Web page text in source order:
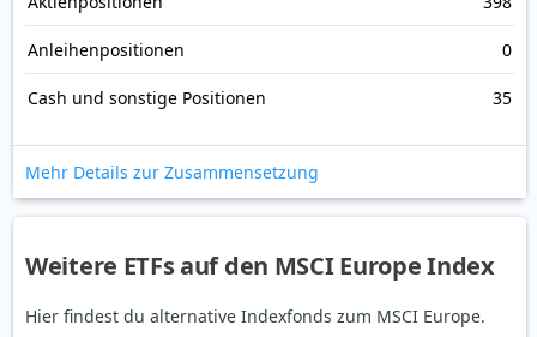
Anleihenpositionen 0
Cash und sonstige Positionen 35
Mehr Details zur Zusammensetzung
Weitere ETFs auf den MSCI Europe Index
Hier findest du alternative Indexfonds zum MSCI Europe.